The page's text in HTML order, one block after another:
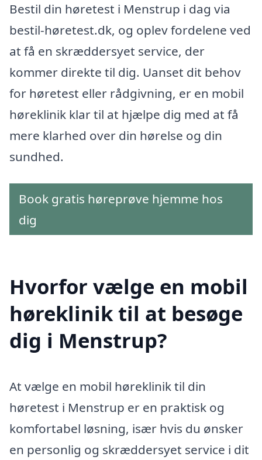
Bestil din høretest i Menstrup i dag via
bestil-høretest.dk, og oplev fordelene ved
at få en skræddersyet service, der
kommer direkte til dig. Uanset dit behov
for høretest eller rådgivning, er en mobil
høreklinik klar til at hjælpe dig med at få
mere klarhed over din hørelse og din
sundhed.
Book gratis høreprøve hjemme hos
dig
Hvorfor vælge en mobil
høreklinik til at besøge
dig i Menstrup?
At vælge en mobil høreklinik til din
høretest i Menstrup er en praktisk og
komfortabel løsning, især hvis du ønsker
en personlig og skræddersyet service i dit